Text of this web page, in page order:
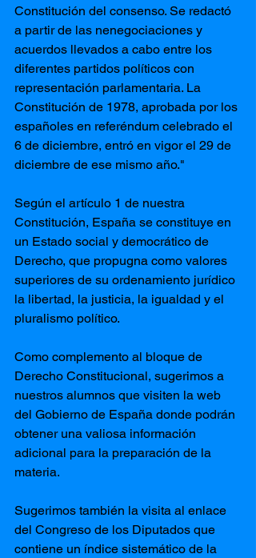
Constitución del consenso. Se redactó
a partir de las nenegociaciones y
acuerdos llevados a cabo entre los
diferentes partidos políticos con
representación parlamentaria. La
Constitución de 1978, aprobada por los
españoles en referéndum celebrado el
6 de diciembre, entró en vigor el 29 de
diciembre de ese mismo año."
Según el artículo 1 de nuestra
Constitución, España se constituye en
un Estado social y democrático de
Derecho, que propugna como valores
superiores de su ordenamiento jurídico
la libertad, la justicia, la igualdad y el
pluralismo político.
Como complemento al bloque de
Derecho Constitucional, sugerimos a
nuestros alumnos que visiten la web
del Gobierno de España donde podrán
obtener una valiosa información
adicional para la preparación de la
materia.
Sugerimos también la visita al enlace
del Congreso de los Diputados que
contiene un índice sistemático de la